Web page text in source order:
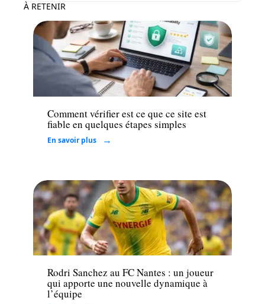
À RETENIR
Entreprise
Comment vérifier est ce que ce site est
fiable en quelques étapes simples
En savoir plus
Loisirs
Rodri Sanchez au FC Nantes : un joueur
qui apporte une nouvelle dynamique à
l’équipe